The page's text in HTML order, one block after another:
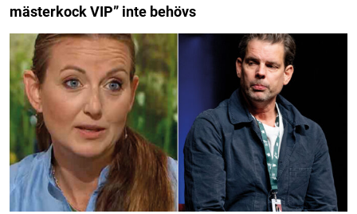
mästerkock VIP” inte behövs